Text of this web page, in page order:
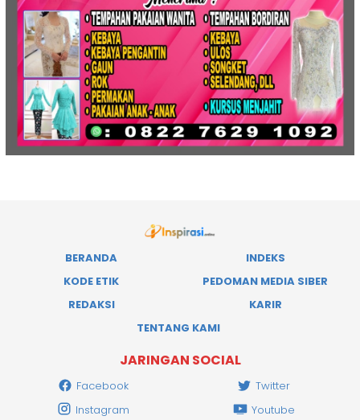
BERANDA
INDEKS
KODE ETIK
PEDOMAN MEDIA SIBER
REDAKSI
KARIR
TENTANG KAMI
JARINGAN SOCIAL
Facebook
Twitter
Instagram
Youtube